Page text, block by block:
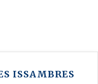
ISSAMBRES